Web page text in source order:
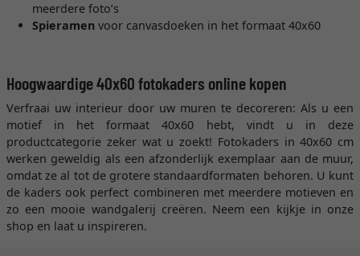
meerdere foto’s
Spieramen voor canvasdoeken in het formaat 40x60
Hoogwaardige 40x60 fotokaders online kopen
Verfraai uw interieur door uw muren te decoreren: Als u een
motief in het formaat 40x60 hebt, vindt u in deze
productcategorie zeker wat u zoekt! Fotokaders in 40x60 cm
werken geweldig als een afzonderlijk exemplaar aan de muur,
omdat ze al tot de grotere standaardformaten behoren. U kunt
de kaders ook perfect combineren met meerdere motieven en
zo een mooie wandgalerij creëren. Neem een kijkje in onze
shop en laat u inspireren.